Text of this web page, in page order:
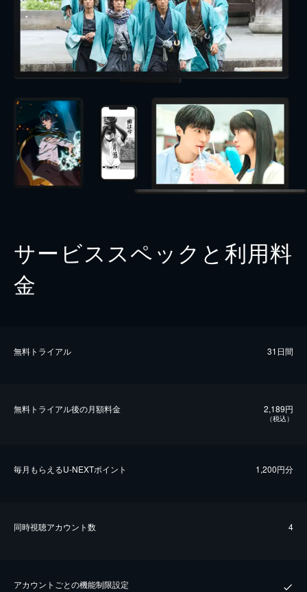
サービススペックと利用料
金
無料トライアル 31日間
無料トライアル後の⽉額料金 2,189円
（税込）
毎⽉もらえるU-NEXTポイント 1,200円分
同時視聴アカウント数 4
アカウントごとの機能制限設定